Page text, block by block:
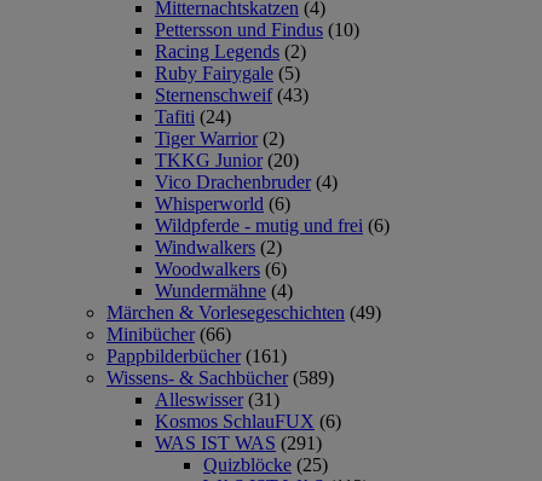
Mitternachtskatzen (4)
Pettersson und Findus (10)
Racing Legends (2)
Ruby Fairygale (5)
Sternenschweif (43)
Tafiti (24)
Tiger Warrior (2)
TKKG Junior (20)
Vico Drachenbruder (4)
Whisperworld (6)
Wildpferde - mutig und frei (6)
Windwalkers (2)
Woodwalkers (6)
Wundermähne (4)
Märchen & Vorlesegeschichten (49)
Minibücher (66)
Pappbilderbücher (161)
Wissens- & Sachbücher (589)
Alleswisser (31)
Kosmos SchlauFUX (6)
WAS IST WAS (291)
Quizblöcke (25)